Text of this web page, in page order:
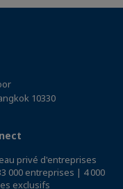
10330
privé d'entreprises
000 entreprises | 4 000
exclusifs